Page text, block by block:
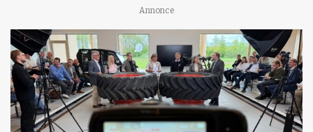
Annonce